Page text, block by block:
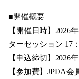
■開催概要
【開催日時】2026
ターセッション 17
【申込締切】2026
【参加費】JPDA